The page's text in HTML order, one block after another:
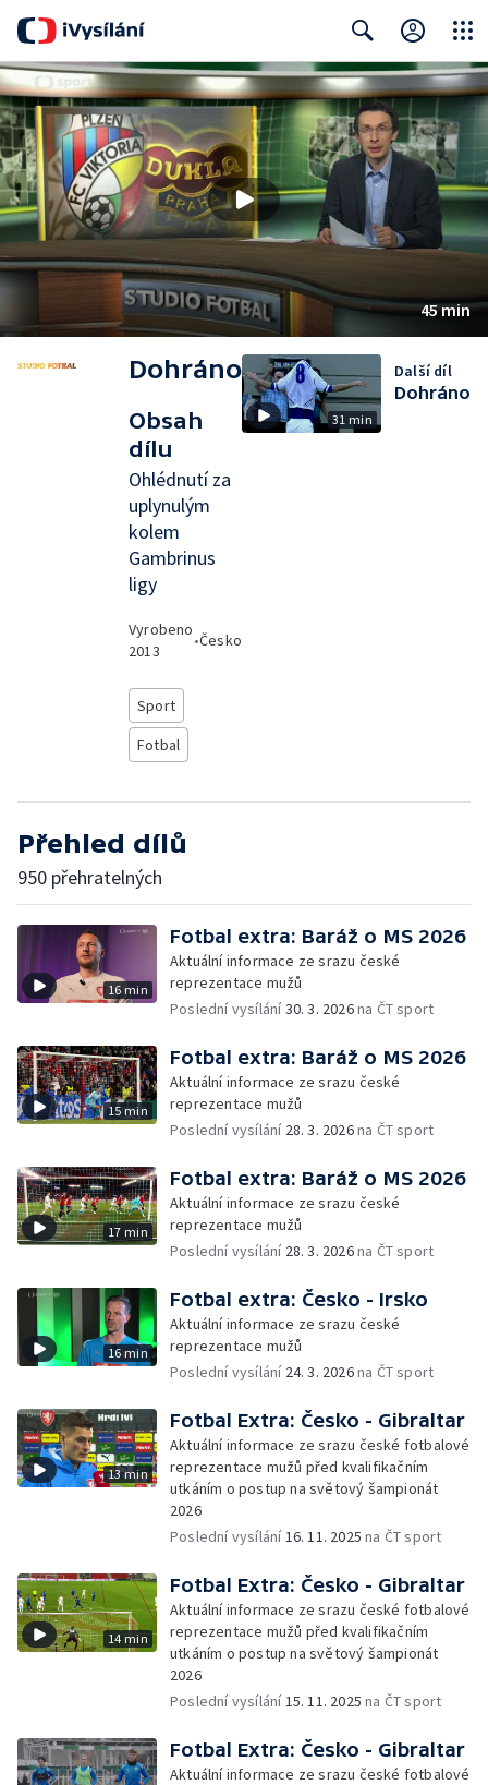
Search Close
45 min
Dohráno
Obsah
dílu
Ohlédnutí za
uplynulým
kolem
Gambrinus
ligy
Vyrobeno
2013
•Česko
Sport
Fotbal
31 min
Další díl
Dohráno
Přehled dílů
950 přehratelných
16 min
Fotbal extra: Baráž o MS 2026
Aktuální informace ze srazu české
reprezentace mužů
Poslední vysílání30. 3. 2026na ČT sport
15 min
Fotbal extra: Baráž o MS 2026
Aktuální informace ze srazu české
reprezentace mužů
Poslední vysílání 28. 3. 2026na ČT sport
17 min
Fotbal extra: Baráž o MS 2026
Aktuální informace ze srazu české
reprezentace mužů
Poslední vysílání 28. 3. 2026na ČT sport
16 min
Fotbal extra: Česko - Irsko
Aktuální informace ze srazu české
reprezentace mužů
Poslední vysílání 24. 3. 2026na ČT sport
13 min
Fotbal Extra: Česko - Gibraltar
Aktuální informace ze srazu české fotbalové
reprezentace mužů před kvalifikačním
utkáním o postup na světový šampionát
2026
Poslední vysílání16. 11. 2025 na ČT sport
14 min
Fotbal Extra: Česko - Gibraltar
Aktuální informace ze srazu české fotbalové
reprezentace mužů před kvalifikačním
utkáním o postup na světový šampionát
2026
Poslední vysílání15. 11. 2025 na ČT sport
Fotbal Extra: Česko - Gibraltar
Aktuální informace ze srazu české fotbalové